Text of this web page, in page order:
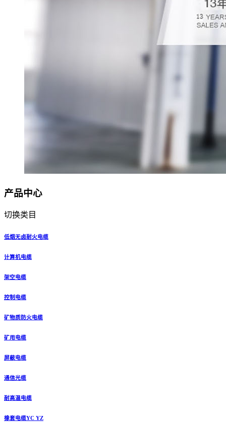
产品中心
切换类目
低烟无卤耐火电缆
计算机电缆
架空电缆
控制电缆
矿物质防火电缆
矿用电缆
屏蔽电缆
通信光缆
耐高温电缆
橡套电缆YC YZ